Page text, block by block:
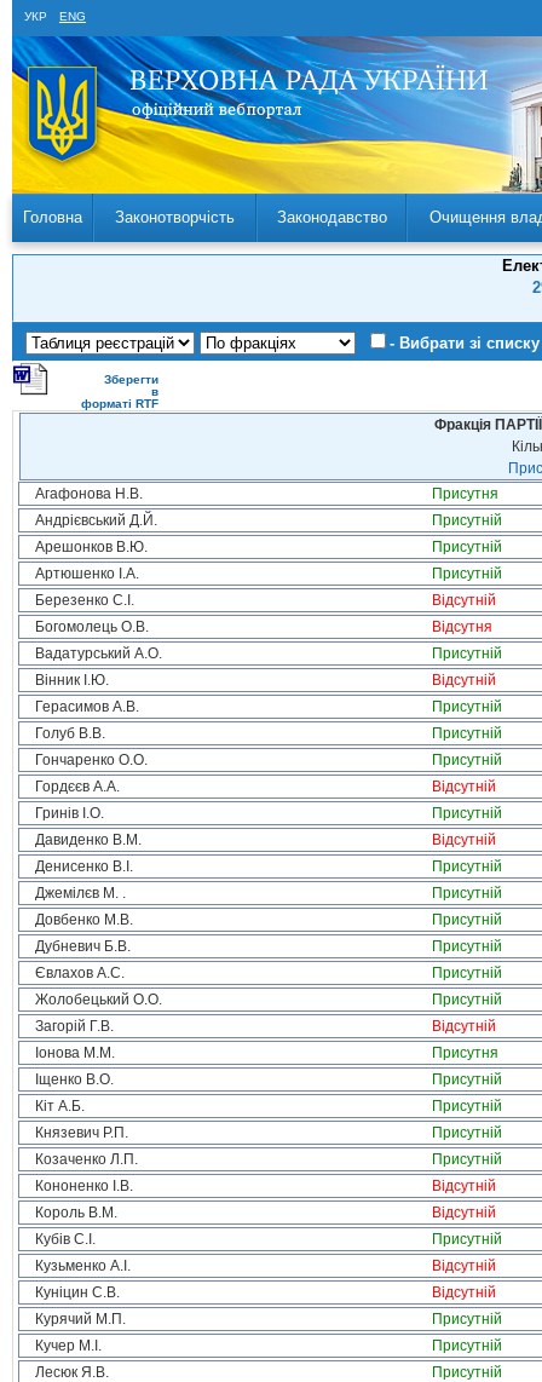
УКР ENG
Головна Законотворчість Законодавство Очищення
- Вибрати зі списку
Зберегти
в
форматі RTF
Фракція
Агафонова Н.В.
Присутня
Андрієвський Д.Й.
Присутній
Арешонков В.Ю.
Присутній
Артюшенко І.А.
Присутній
Березенко С.І.
Відсутній
Богомолець О.В.
Відсутня
Вадатурський А.О.
Присутній
Вінник І.Ю.
Відсутній
Герасимов А.В.
Присутній
Голуб В.В.
Присутній
Гончаренко О.О.
Присутній
Гордєєв А.А.
Відсутній
Гринів І.О.
Присутній
Давиденко В.М.
Відсутній
Денисенко В.І.
Присутній
Джемілєв М. .
Присутній
Довбенко М.В.
Присутній
Дубневич Б.В.
Присутній
Євлахов А.С.
Присутній
Жолобецький О.О.
Присутній
Загорій Г.В.
Відсутній
Іонова М.М.
Присутня
Іщенко В.О.
Присутній
Кіт А.Б.
Присутній
Князевич Р.П.
Присутній
Козаченко Л.П.
Присутній
Кононенко І.В.
Відсутній
Король В.М.
Відсутній
Кубів С.І.
Присутній
Кузьменко А.І.
Відсутній
Куніцин С.В.
Відсутній
Курячий М.П.
Присутній
Кучер М.І.
Присутній
Лесюк Я.В.
Присутній